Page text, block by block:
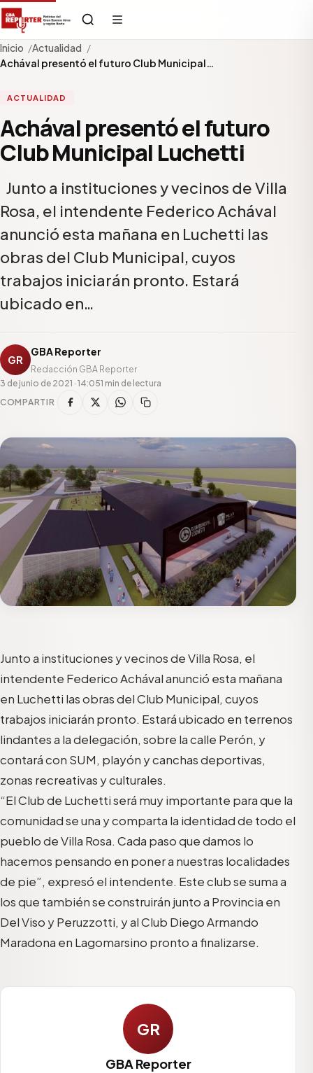
Inicio
Actualidad
Achával presentó el futuro Club Municipal…
ACTUALIDAD
Achával presentó el futuro
Club Municipal Luchetti
Junto a instituciones y vecinos de Villa
Rosa, el intendente Federico Achával
anunció esta mañana en Luchetti las
obras del Club Municipal, cuyos
trabajos iniciarán pronto. Estará
ubicado en…
GR
GBA Reporter
Redacción GBA Reporter
3 de junio de 2021 · 14:051 min de lectura
COMPARTIR
Junto a instituciones y vecinos de Villa Rosa, el
intendente Federico Achával anunció esta mañana
en Luchetti las obras del Club Municipal, cuyos
trabajos iniciarán pronto. Estará ubicado en terrenos
lindantes a la delegación, sobre la calle Perón, y
contará con SUM, playón y canchas deportivas,
zonas recreativas y culturales.
“El Club de Luchetti será muy importante para que la
comunidad se una y comparta la identidad de todo el
pueblo de Villa Rosa. Cada paso que damos lo
hacemos pensando en poner a nuestras localidades
de pie”, expresó el intendente. Este club se suma a
los que también se construirán junto a Provincia en
Del Viso y Peruzzotti, y al Club Diego Armando
Maradona en Lagomarsino pronto a finalizarse.
GR
GBA Reporter